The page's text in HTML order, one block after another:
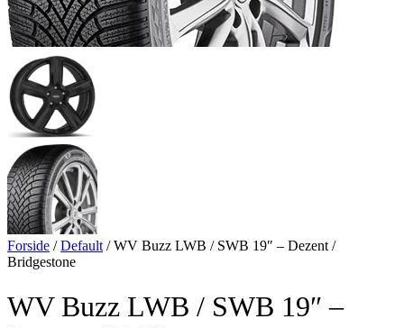
Forside /Default /WV Buzz LWB / SWB 19″ – Dezent /
Bridgestone
WV Buzz LWB / SWB 19″ –